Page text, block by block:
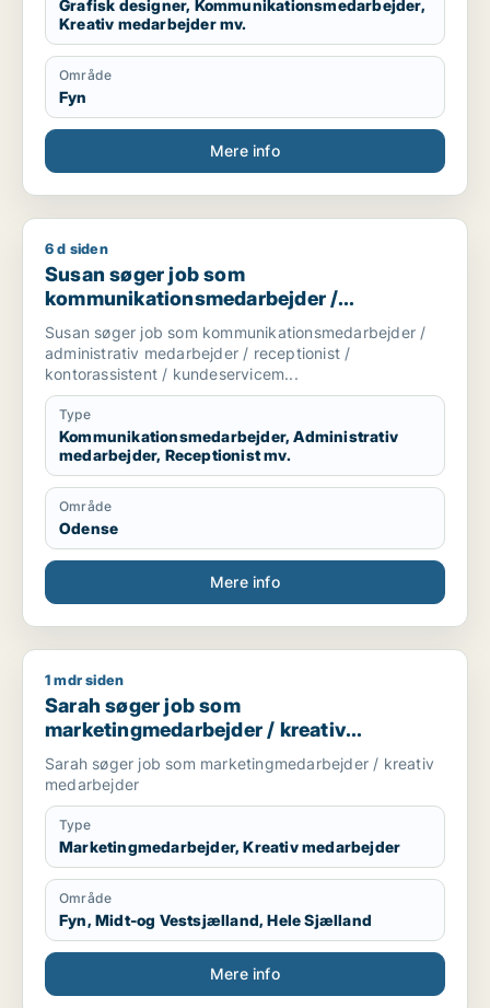
Grafisk designer, Kommunikationsmedarbejder,
Kreativ medarbejder mv.
Område
Fyn
Mere info
Susan søger job som kommunikationsmedarbejder /
6 d siden
Susan søger job som
kommunikationsmedarbejder /
administrativ medarbejder / receptionist /
kontorassistent /
kundeservicemedarbejder
Susan søger job som kommunikationsmedarbejder /
administrativ medarbejder / receptionist /
kontorassistent / kundeservicem...
Type
Kommunikationsmedarbejder, Administrativ
medarbejder, Receptionist mv.
Område
Odense
Mere info
Sarah søger job som marketingmedarbejder / kreativ
1 mdr siden
Sarah søger job som
marketingmedarbejder / kreativ
medarbejder
Sarah søger job som marketingmedarbejder / kreativ
medarbejder
Type
Marketingmedarbejder, Kreativ medarbejder
Område
Fyn, Midt-og Vestsjælland, Hele Sjælland
Mere info